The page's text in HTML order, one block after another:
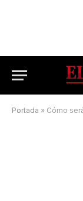
Portada » Cómo será